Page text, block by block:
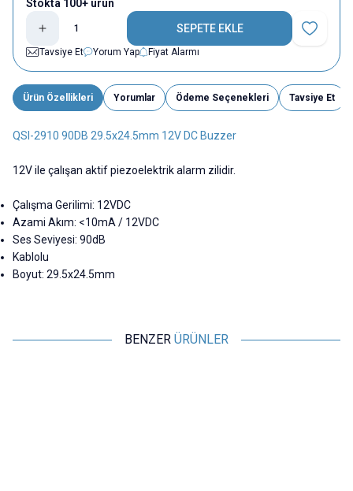
Stokta 100+ ürün
SEPETE EKLE
Favoriye
Tavsiye Et
Yorum Yap Fiyat Alarmı
Ürün Özellikleri Yorumlar Ödeme Seçenekleri Tavsiye Et
QSI-2910 90DB 29.5x24.5mm 12V DC Buzzer
12V ile çalışan aktif piezoelektrik alarm zilidir.
Çalışma Gerilimi: 12VDC
Azami Akım: <10mA / 12VDC
Ses Seviyesi: 90dB
Kablolu
Boyut: 29.5x24.5mm
BENZER ÜRÜNLER